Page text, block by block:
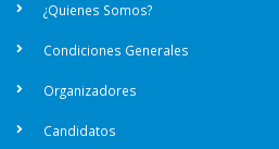
¿Quienes Somos?
Condiciones Generales
Organizadores
Candidatos